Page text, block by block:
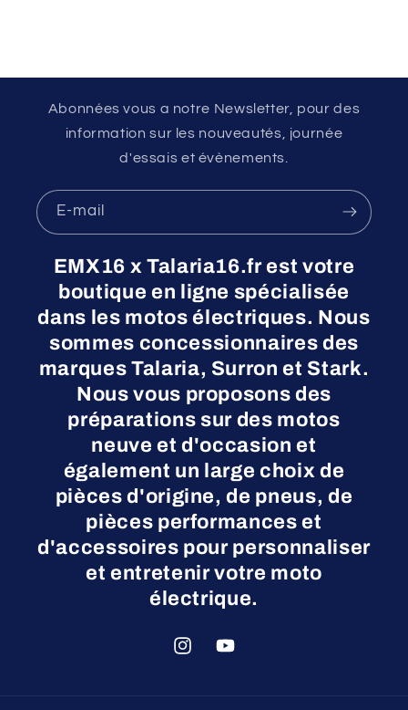
Abonnées vous a notre Newsletter, pour des
information sur les nouveautés, journée
d'essais et évènements.
E-mail
EMX16 x Talaria16.fr est votre
boutique en ligne spécialisée
dans les motos électriques. Nous
sommes concessionnaires des
marques Talaria, Surron et Stark.
Nous vous proposons des
préparations sur des motos
neuve et d'occasion et
également un large choix de
pièces d'origine, de pneus, de
pièces performances et
d'accessoires pour personnaliser
et entretenir votre moto
électrique.
InstagramYouTube